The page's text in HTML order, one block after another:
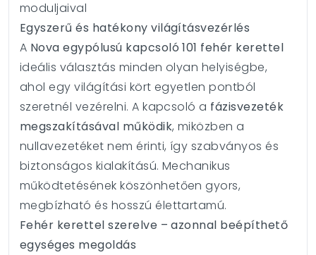
moduljaival
Egyszerű és hatékony világításvezérlés
A Nova egypólusú kapcsoló 101 fehér kerettel
ideális választás minden olyan helyiségbe,
ahol egy világítási kört egyetlen pontból
szeretnél vezérelni. A kapcsoló a fázisvezeték
megszakításával működik, miközben a
nullavezetéket nem érinti, így szabványos és
biztonságos kialakítású. Mechanikus
működtetésének köszönhetően gyors,
megbízható és hosszú élettartamú.
Fehér kerettel szerelve – azonnal beépíthető
egységes megoldás